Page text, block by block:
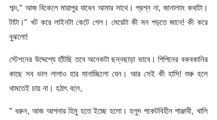
শব্দ,” আজ বিকেলে মায়াপুর যাবেন আমার সাথে। প্রশ্ন না, জানালাম কথাটা।
টাটা।” খট করে লাইনটা কেটে গেল। মেয়েটা কী মন পড়তে জানে! কী করে
বুঝলো!
স্টেশনের উদ্দেশ্যে হাঁটছি তবে অনেকটা ছন্নছাড়া ভাবে। পিপিনের বকবকানির
কাছে সব ভাল লাগাও হার মানাচ্ছিলো যেন। আর সেই কী হাসি! শুরু হলে
থামতেই চায় না। হঠাৎ বলে,
” ধরুন, আজ আপনার হিমু হতে ইচ্ছে হলো। হলুদ পকেটবিহীন পাঞ্জাবী, খালি